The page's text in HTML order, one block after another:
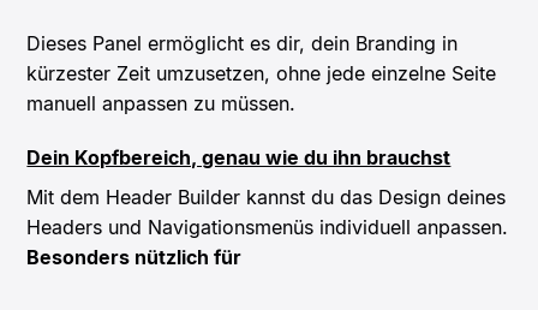
Dieses Panel ermöglicht es dir, dein Branding in
kürzester Zeit umzusetzen, ohne jede einzelne Seite
manuell anpassen zu müssen.
Dein Kopfbereich, genau wie du ihn brauchst
Mit dem Header Builder kannst du das Design deines
Headers und Navigationsmenüs individuell anpassen.
Besonders nützlich für